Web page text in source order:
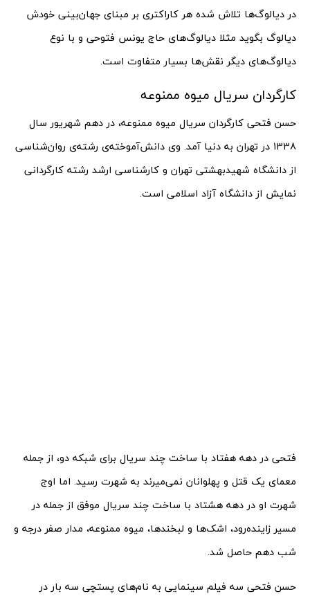
در دیالوگ‌ها تلاش شده هر کاراکتری بر مبنای جهان‌بینی خودش
دیالوگ بگوید مثلا دیالوگ‌های حاج یونس فتوحی و با نوع
دیالوگ‌های دیگر نقش‌ها بسیار متفاوت است.
کارگردان سریال میوه ممنوعه
حسن فتحی کارگردان سریال میوه ممنوعه، در دهم شهریور سال
1338 در تهران به دنیا آمد. وی دانش‌آموخته‌ی رشته‌ی روان‌شناسی
از دانشگاه شهیدبهشتی تهران و کارشناسی ارشد رشته کارگردانی
نمایش از دانشگاه آزاد اسلامی است.
فتحی در دهه هفتاد با ساخت چند سریال برای شبکه دو، از جمله
معمای یک قتل و پهلوانان نمی‌میرند به شهرت رسید. اما اوج
شهرت او در دهه هشتاد با ساخت چند سریال موفق از جمله در
مسیر زاینده‌رود، اشک‌ها و لبخندها، میوه ممنوعه، مدار صفر درجه و
شب دهم حاصل شد.
حسن فتحی سه فیلم سینمایی به نام‌های پستچی سه بار در